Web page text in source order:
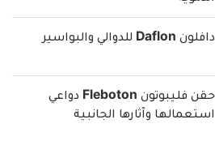
دافلون Daflon للدوالي والبواسير
حقن فليبوتون Fleboton دواعي
استعمالها وآثارها الجانبية